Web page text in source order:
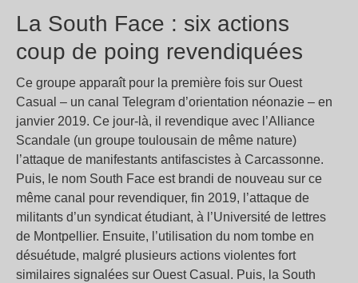
La South Face : six actions
coup de poing revendiquées
Ce groupe apparaît pour la première fois sur Ouest
Casual – un canal Telegram d’orientation néonazie – en
janvier 2019. Ce jour-là, il revendique avec l’Alliance
Scandale (un groupe toulousain de même nature)
l’attaque de manifestants antifascistes à Carcassonne.
Puis, le nom South Face est brandi de nouveau sur ce
même canal pour revendiquer, fin 2019, l’attaque de
militants d’un syndicat étudiant, à l’Université de lettres
de Montpellier. Ensuite, l’utilisation du nom tombe en
désuétude, malgré plusieurs actions violentes fort
similaires signalées sur Ouest Casual. Puis, la South